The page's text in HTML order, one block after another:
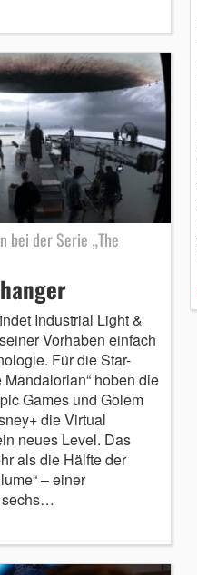
bei der Serie „The
Industrial Light &
Vorhaben einfach
Für die Star-
Mandalorian“ hoben die
Games und Golem
die Virtual
neues Level. Das
als die Hälfte der
– einer
sechs…